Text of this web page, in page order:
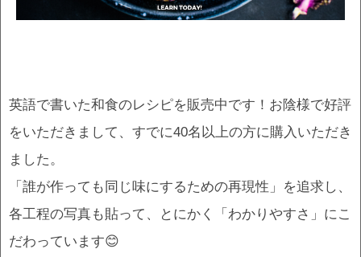
英語で書いた和食のレシピを販売中です！お陰様で好評
をいただきまして、すでに40名以上の方に購入いただき
ました。
「誰が作っても同じ味にするための再現性」を追求し、
各工程の写真も貼って、とにかく「わかりやすさ」にこ
だわっています😊